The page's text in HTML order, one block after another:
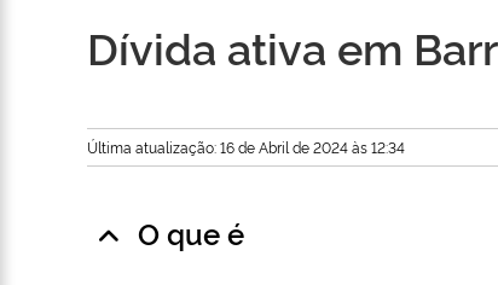
Dívida ativa em
Última atualização: 16 de Abril de 2024 às 12:34
O que é